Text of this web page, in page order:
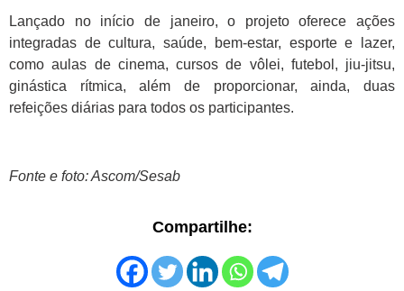
Lançado no início de janeiro, o projeto oferece ações
integradas de cultura, saúde, bem-estar, esporte e lazer,
como aulas de cinema, cursos de vôlei, futebol, jiu-jitsu,
ginástica rítmica, além de proporcionar, ainda, duas
refeições diárias para todos os participantes.
Fonte e foto: Ascom/Sesab
Compartilhe: